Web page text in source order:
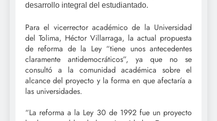
desarrollo integral del estudiantado.
Para el vicerrector académico de la Universidad
del Tolima, Héctor Villarraga, la actual propuesta
de reforma de la Ley “tiene unos antecedentes
claramente antidemocráticos”, ya que no se
consultó a la comunidad académica sobre el
alcance del proyecto y la forma en que afectaría a
las universidades.
“La reforma a la Ley 30 de 1992 fue un proyecto